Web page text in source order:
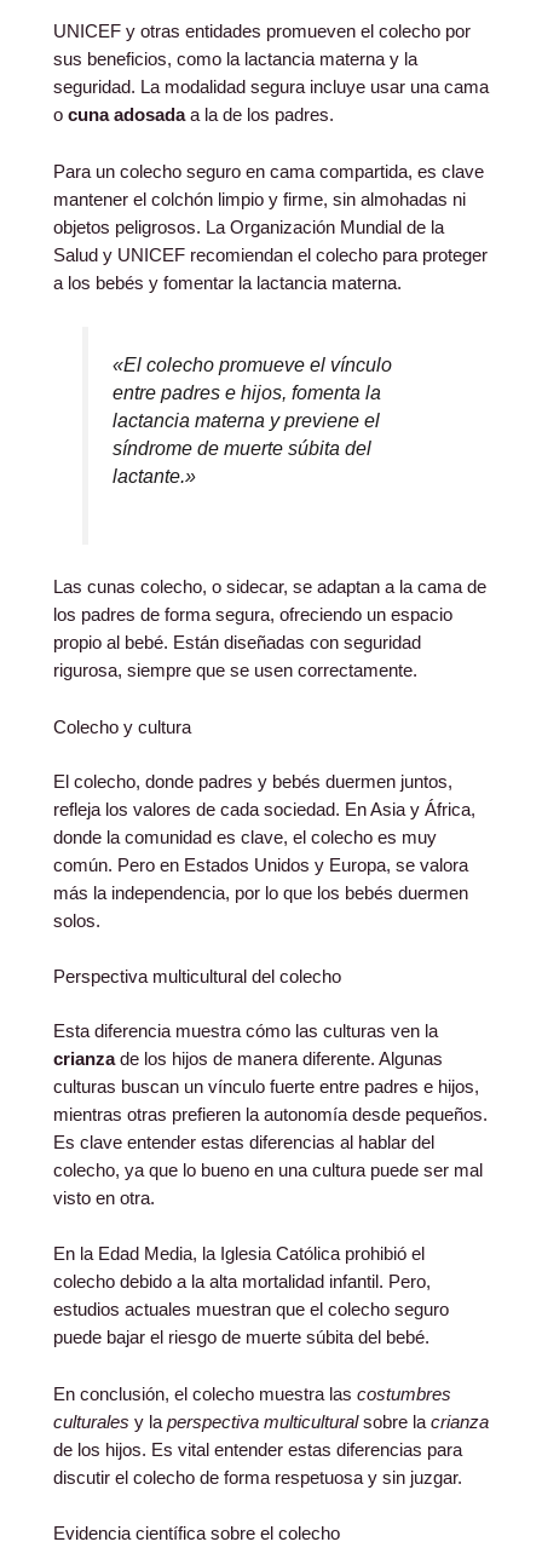
UNICEF y otras entidades promueven el colecho por
sus beneficios, como la lactancia materna y la
seguridad. La modalidad segura incluye usar una cama
o cuna adosadaa la de los padres.
Para un colecho seguro en cama compartida, es clave
mantener el colchón limpio y firme, sin almohadas ni
objetos peligrosos. La Organización Mundial de la
Salud y UNICEF recomiendan el colecho para proteger
a los bebés y fomentar la lactancia materna.
«El colecho promueve el vínculo
entre padres e hijos, fomenta la
lactancia materna y previene el
síndrome de muerte súbita del
lactante.»
Las cunas colecho, o sidecar, se adaptan a la cama de
los padres de forma segura, ofreciendo un espacio
propio al bebé. Están diseñadas con seguridad
rigurosa, siempre que se usen correctamente.
Colecho y cultura
El colecho, donde padres y bebés duermen juntos,
refleja los valores de cada sociedad. En Asia y África,
donde la comunidad es clave, el colecho es muy
común. Pero en Estados Unidos y Europa, se valora
más la independencia, por lo que los bebés duermen
solos.
Perspectiva multicultural del colecho
Esta diferencia muestra cómo las culturas ven la
crianzade los hijos de manera diferente. Algunas
culturas buscan un vínculo fuerte entre padres e hijos,
mientras otras prefieren la autonomía desde pequeños.
Es clave entender estas diferencias al hablar del
colecho, ya que lo bueno en una cultura puede ser mal
visto en otra.
En la Edad Media, la Iglesia Católica prohibió el
colecho debido a la alta mortalidad infantil. Pero,
estudios actuales muestran que el colecho seguro
puede bajar el riesgo de muerte súbita del bebé.
En conclusión, el colecho muestra las costumbres
culturales y la perspectiva multiculturalsobre la crianza
de los hijos. Es vital entender estas diferencias para
discutir el colecho de forma respetuosa y sin juzgar.
Evidencia científica sobre el colecho